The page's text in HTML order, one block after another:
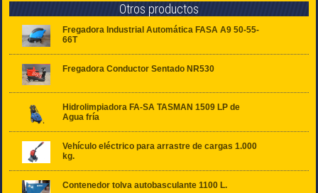
Otros productos
Fregadora Industrial Automática FASA A9 50-55-
66T
Fregadora Conductor Sentado NR530
Hidrolimpiadora FA-SA TASMAN 1509 LP de
Agua fría
Vehículo eléctrico para arrastre de cargas 1.000
kg.
Contenedor tolva autobasculante 1100 L.